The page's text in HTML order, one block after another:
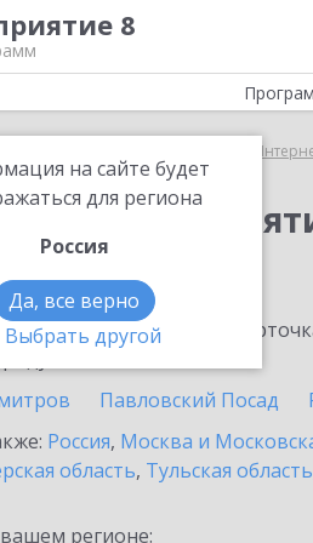
8
на сайте будет
для региона
Россия
Да, все верно
Выбрать другой
1С:Предприятие через
с информационными
Павловский Посад
Россия, Москва и
область, Тульская область
регионе: